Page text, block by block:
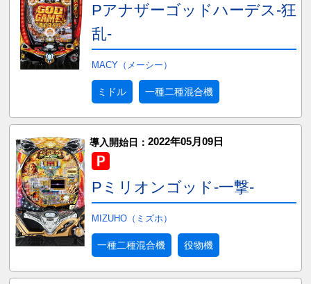
Pアナザーゴッドハーデス-狂
乱-
MACY（メーシー）
ミドル 一種二種混合機
導入開始日： 2022年05月09日
Pミリオンゴッド-一撃-
MIZUHO（ミズホ）
一種二種混合機 役物機